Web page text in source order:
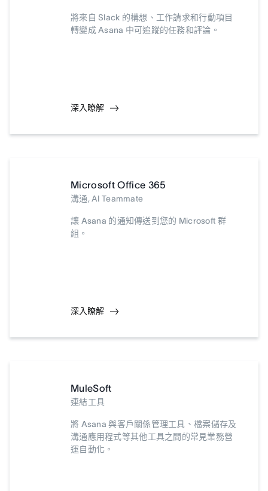
將來自 Slack 的構想、工作請求和行動項目
轉變成 Asana 中可追蹤的任務和評論。
深入瞭解
Microsoft Office 365
溝通, AI Teammate
讓 Asana 的通知傳送到您的 Microsoft 群
組。
深入瞭解
MuleSoft
連結工具
將 Asana 與客戶關係管理工具、檔案儲存及
溝通應用程式等其他工具之間的常見業務營
運自動化。